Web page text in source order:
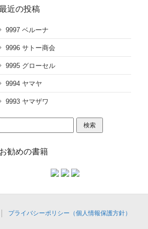
近の投稿
9997 ベルーナ
9996 サトー商会
9995 グローセル
9994 ヤマヤ
9993 ヤマザワ
:
お勧めの書籍
プライバシーポリシー（個人情報保護方針）